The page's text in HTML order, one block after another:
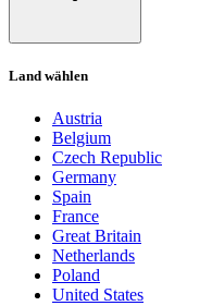
Land wählen
Austria
Belgium
Czech Republic
Germany
Spain
France
Great Britain
Netherlands
Poland
United States